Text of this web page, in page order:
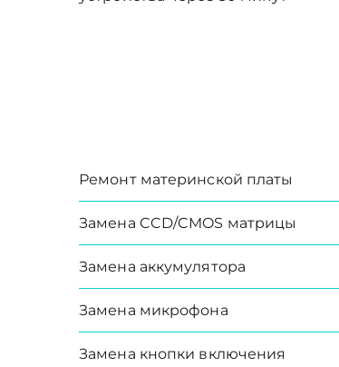
Ремонт материнской платы
Замена CCD/CMOS матрицы
Замена аккумулятора
Замена микрофона
Замена кнопки включения